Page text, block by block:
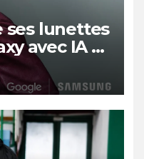
ses lunettes
avec IA et